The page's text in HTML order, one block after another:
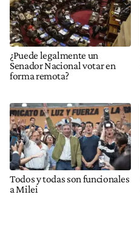
¿Puede legalmente un
Senador Nacional votar en
forma remota?
Todos y todas son funcionales
a Milei